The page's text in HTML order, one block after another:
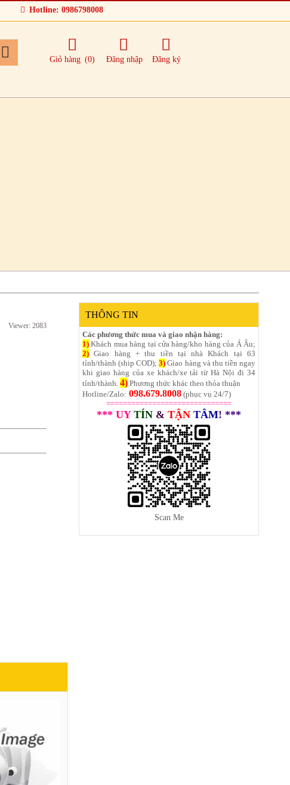
Hotline: 0986798008
Giỏ hàng (0) Đăng nhập Đăng ký
Viewer: 2083
THÔNG TIN
Các phương thức mua và giao nhận hàng:
1) Khách mua hàng tại cửa hàng/kho hàng của Á Âu;
2) Giao hàng + thu tiền tại nhà Khách tại 63
tỉnh/thành (ship COD);3) Giao hàng và thu tiền ngay
khi giao hàng của xe khách/xe tải từ Hà Nội đi 34
tỉnh/thành. 4) Phương thức khác theo thỏa thuận
Hotline/Zalo: 098.679.8008 (phục vụ 24/7)
==============================
*** UY TÍN & TẬN TÂM! ***
Scan Me